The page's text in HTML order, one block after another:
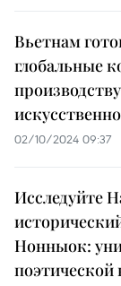
Вьетнам
глобальные
02/10/2024 09:37
Исследуйте
Нонныок:
поэтической